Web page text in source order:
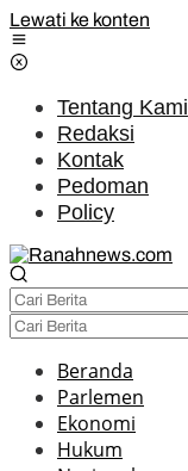
Lewati ke konten
Tentang Kami
Redaksi
Kontak
Pedoman
Policy
Beranda
Parlemen
Ekonomi
Hukum